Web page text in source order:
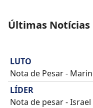
Últimas Notícias
LUTO
Nota de Pesar -
LÍDER
Nota de pesar -